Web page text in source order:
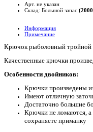
Арт. не указан
Склад: Большой запас
Информация
Примечание
Крючок рыболовный тройной
Качественные крючки
Особенности двойников:
Крючки произведены
Имеют отличную
Достаточно большие
Крючки не ломаются, а
сохраняете приманку